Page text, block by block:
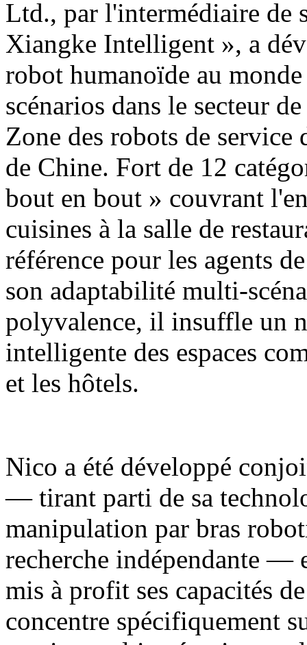
Ltd., par l'intermédiaire de
Xiangke Intelligent », a
robot humanoïde au
scénarios dans le secteur
Zone des robots de
de Chine. Fort de 12
bout en bout » couvrant
cuisines à la salle de
référence pour les agents
son adaptabilité multi-
polyvalence, il insuffle un
intelligente des espaces
et les hôtels.
Nico a été développé
— tirant parti de sa
manipulation par bras
recherche indépendante —
mis à profit ses capacités
concentre spécifiquement